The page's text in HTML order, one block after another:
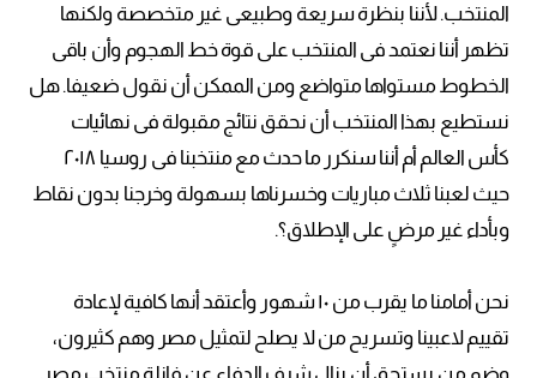
المنتخب. لأننا بنظرة سريعة وطبيعى غير متخصصة ولكنها
تظهر أننا نعتمد فى المنتخب على قوة خط الهجوم وأن باقى
الخطوط مستواها متواضع ومن الممكن أن نقول ضعيفا. هل
نستطيع بهذا المنتخب أن نحقق نتائج مقبولة فى نهائيات
كأس العالم أم أننا سنكرر ما حدث مع منتخبنا فى روسيا ٢٠١٨
حيث لعبنا ثلاث مباريات وخسرناها بسهولة وخرجنا بدون نقاط
وبأداء غير مرضٍ على الإطلاق؟.
نحن أمامنا ما يقرب من ١٠ شهور وأعتقد أنها كافية لإعادة
تقييم لاعبينا وتسريح من لا يصلح لتمثيل مصر وهم كثيرون،